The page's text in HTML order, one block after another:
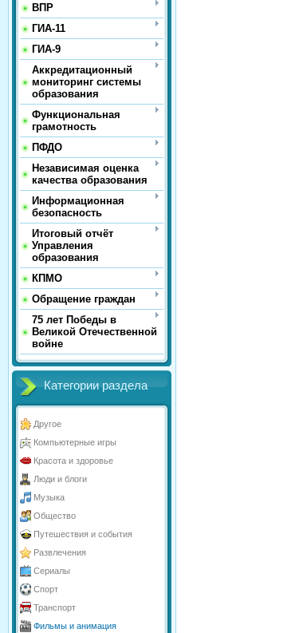
ВПР
ГИА-11
ГИА-9
Аккредитационный
мониторинг системы
образования
Функциональная
грамотность
ПФДО
Независимая оценка
качества образования
Информационная
безопасность
Итоговый отчёт
Управления
образования
КПМО
Обращение граждан
75 лет Победы в
Великой Отечественной
войне
Категории раздела
Другое
Компьютерные игры
Красота и здоровье
Люди и блоги
Музыка
Общество
Путешествия и события
Развлечения
Сериалы
Спорт
Транспорт
Фильмы и анимация